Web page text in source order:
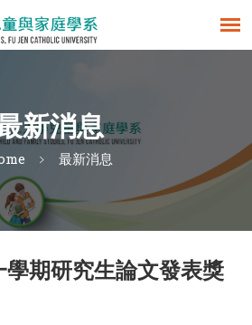
新消息
最新消息
期研究生論文發表獎